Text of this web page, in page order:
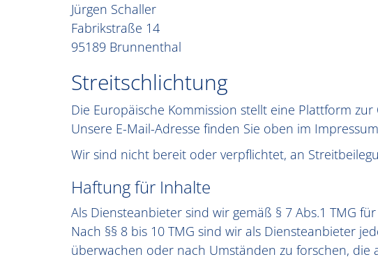
Jürgen Schaller
Fabrikstraße 14
95189 Brunnenthal
Streitschlichtung
Die Europäische Kommission stellt eine Plattform
Unsere E-Mail-Adresse finden Sie oben im
Wir sind nicht bereit oder verpflichtet, an
Haftung für Inhalte
Als Diensteanbieter sind wir gemäß § 7 Abs.1 TMG
Nach §§ 8 bis 10 TMG sind wir als Diensteanbieter
überwachen oder nach Umständen zu forschen, die